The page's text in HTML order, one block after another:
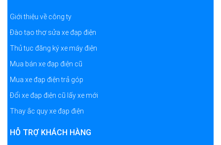
Giới thiệu về công ty
Đào tạo thợ sửa xe đạp điện
Thủ tục đăng ký xe máy điện
Mua bán xe đạp điện cũ
Mua xe đạp điện trả góp
Đổi xe đạp điện cũ lấy xe mới
Thay ắc quy xe đạp điện
HỖ TRỢ KHÁCH HÀNG